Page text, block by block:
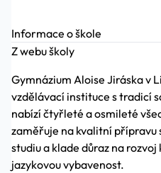
Informace o škole
Z webu školy
Gymnázium Aloise Jiráska v
vzdělávací instituce s tradicí
nabízí čtyřleté a osmileté
zaměřuje na kvalitní přípravu
studiu a klade důraz na
jazykovou vybavenost.